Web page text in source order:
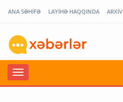
ANA SƏHİFƏ LAYİHƏ HAQQINDA ARXİV